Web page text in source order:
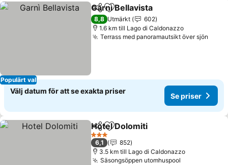
Populärt val
Dela Lägg till i Mina Favoriter
Garnì Bellavista
8,8 Utmärkt
602
1.6 km till Lago di Caldonazzo
Terrass med panoramautsikt över sjön
Välj datum för att se exakta priser
Se priser
Dela Lägg till i Mina Favoriter
Hotel Dolomiti
3 Stjärnor
6,1
852
3.5 km till Lago di Caldonazzo
Säsongsöppen utomhuspool